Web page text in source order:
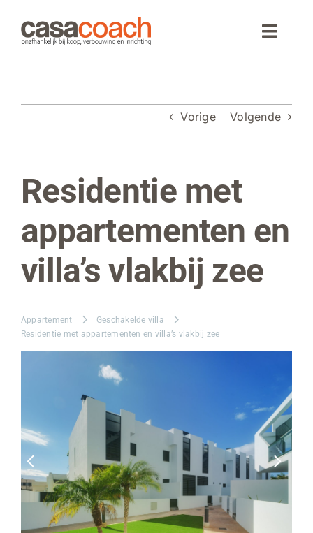
naar
inhoud
Toggle
Wonen in Spanje
Webinar
Over CasaCoach
Vorige Volgende
Bekijk
grotere
Residentie met
appartementen en
villa’s vlakbij zee
Appartement
Geschakelde villa
Residentie met appartementen en villa’s vlakbij zee